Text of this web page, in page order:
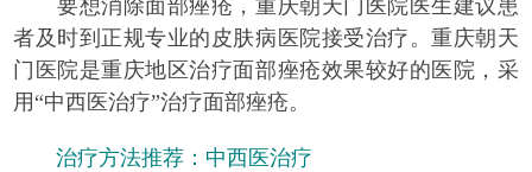
要想消除面部痤疮，重庆朝天门医院医生建议患
者及时到正规专业的皮肤病医院接受治疗。重庆朝天
门医院是重庆地区治疗面部痤疮效果较好的医院，采
用“中西医治疗”治疗面部痤疮。
治疗方法推荐：中西医治疗